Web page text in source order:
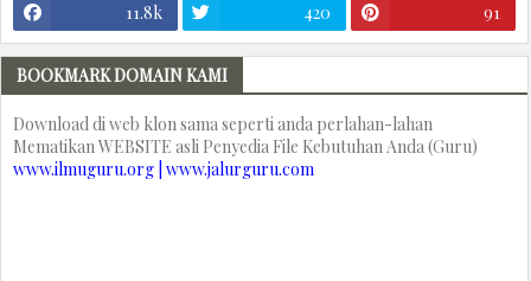
11.8k 420 91
BOOKMARK DOMAIN KAMI
Download di web klon sama seperti anda perlahan-lahan
Mematikan WEBSITE asli Penyedia File Kebutuhan Anda (Guru)
www.ilmuguru.org | www.jalurguru.com